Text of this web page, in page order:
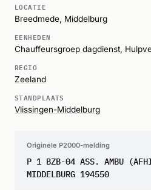
LOCATIE
Breedmede, Middelburg
EENHEDEN
Chauffeursgroep dagdienst,
REGIO
Zeeland
STANDPLAATS
Vlissingen-Middelburg
Originele P2000-melding
P 1 BZB-04 ASS. AMBU
MIDDELBURG 194550